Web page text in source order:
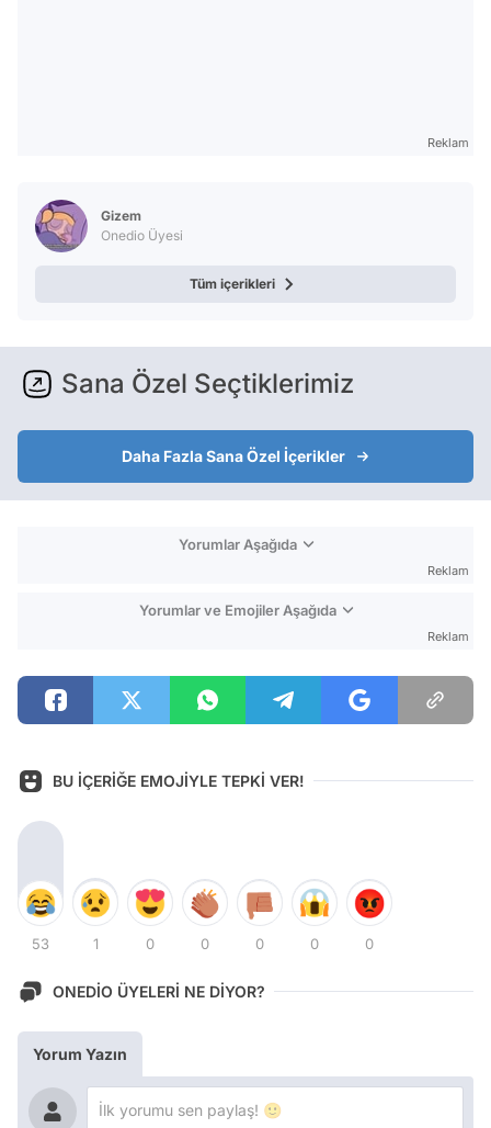
Reklam
Gizem
Onedio Üyesi
Tüm içerikleri
Sana Özel Seçtiklerimiz
Daha Fazla Sana Özel İçerikler
Yorumlar Aşağıda
Reklam
Yorumlar ve Emojiler Aşağıda
Reklam
BU İÇERİĞE EMOJİYLE TEPKİ VER!
53 1 0 0 0 0 0
ONEDİO ÜYELERİ NE DİYOR?
Yorum Yazın